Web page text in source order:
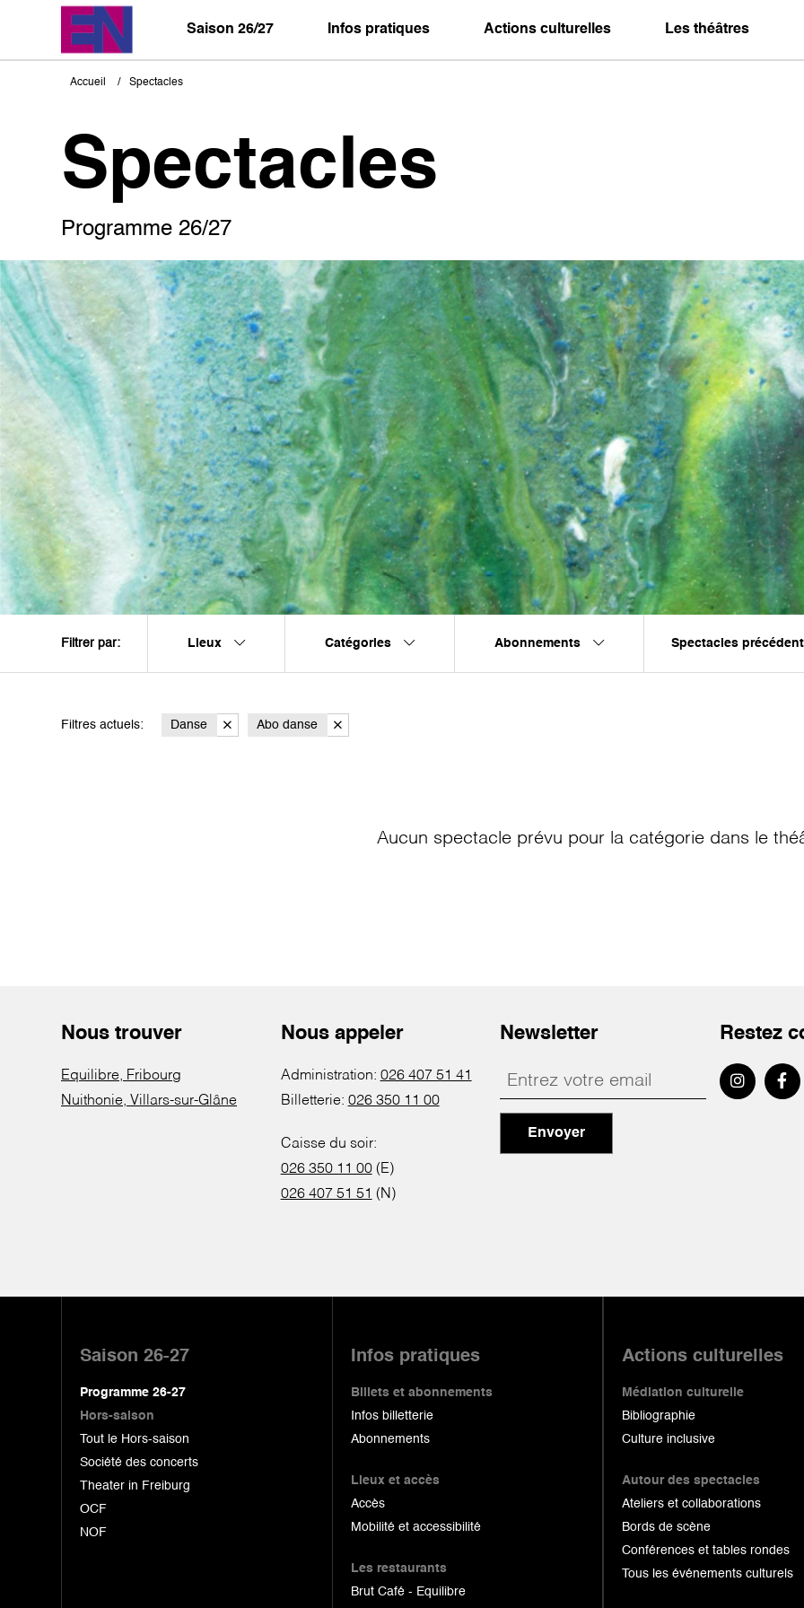
Saison 26/27 Infos pratiques Actions culturelles Les théâtres
Fil
Accueil Spectacles
Spectacles
Programme 26/27
Filtrer par: Lieux Catégories Abonnements Spectacles
Filtres actuels: Danse Abo danse
Aucun spectacle prévu pour la catégorie dans le
Nous trouver
Equilibre, Fribourg
Nuithonie, Villars-sur-Glâne
Nous appeler
Administration: 026 407 51 41
Billetterie: 026 350 11 00
Caisse du soir:
026 350 11 00(E)
026 407 51 51 (N)
Newsletter
Envoyer
Restez
Saison 26-27
Programme 26-27
Hors-saison
Tout le Hors-saison
Société des concerts
Theater in Freiburg
OCF
NOF
Infos pratiques
Billets et abonnements
Infos billetterie
Abonnements
Lieux et accès
Accès
Mobilité et accessibilité
Les restaurants
Brut Café - Equilibre
Actions culturelles
Médiation culturelle
Bibliographie
Culture inclusive
Autour des spectacles
Ateliers et collaborations
Bords de scène
Conférences et tables rondes
Tous les événements culturels